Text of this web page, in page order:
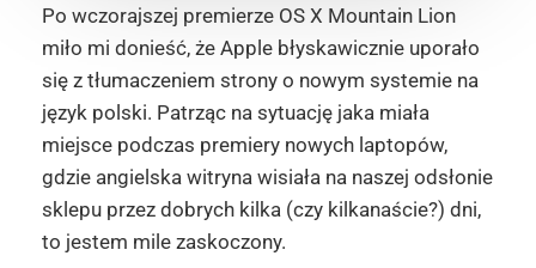
Po wczorajszej premierze OS X Mountain Lion
miło mi donieść, że Apple błyskawicznie uporało
się z tłumaczeniem strony o nowym systemie na
język polski. Patrząc na sytuację jaka miała
miejsce podczas premiery nowych laptopów,
gdzie angielska witryna wisiała na naszej odsłonie
sklepu przez dobrych kilka (czy kilkanaście?) dni,
to jestem mile zaskoczony.